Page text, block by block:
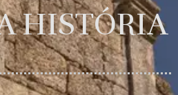
HISTÓRIA